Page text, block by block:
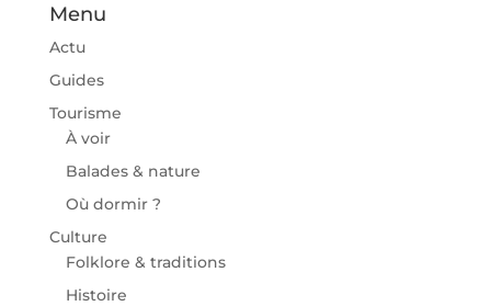
Menu
Actu
Guides
Tourisme
À voir
Balades & nature
Où dormir ?
Culture
Folklore & traditions
Histoire